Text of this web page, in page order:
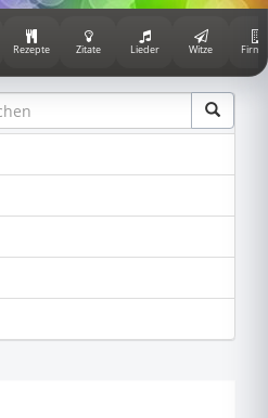
Rezepte Zitate Lieder Witze